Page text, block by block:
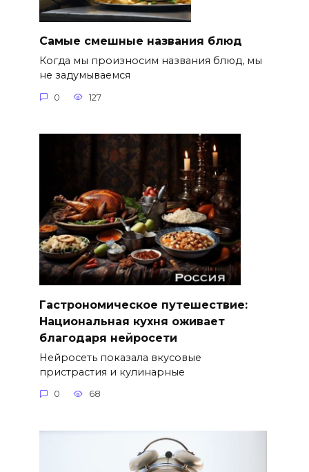
Самые смешные названия блюд
Когда мы произносим названия блюд, мы
не задумываемся
0 127
Гастрономическое путешествие:
Национальная кухня оживает
благодаря нейросети
Нейросеть показала вкусовые
пристрастия и кулинарные
0 68